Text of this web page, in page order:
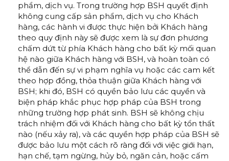
phẩm, dịch vụ. Trong trường hợp BSH quyết định
không cung cấp sản phẩm, dịch vụ cho Khách
hàng, các hành vi được thực hiện bởi Khách hàng
theo quy định này sẽ được xem là sự đơn phương
chấm dứt từ phía Khách hàng cho bất kỳ mối quan
hệ nào giữa Khách hàng với BSH, và hoàn toàn có
thể dẫn đến sự vi phạm nghĩa vụ hoặc các cam kết
theo hợp đồng, thỏa thuận giữa Khách hàng với
BSH; khi đó, BSH có quyền bảo lưu các quyền và
biện pháp khắc phục hợp pháp của BSH trong
những trường hợp phát sinh. BSH sẽ không chịu
trách nhiệm đối với Khách hàng cho bất kỳ tổn thất
nào (nếu xảy ra), và các quyền hợp pháp của BSH sẽ
được bảo lưu một cách rõ ràng đối với việc giới hạn,
hạn chế, tạm ngừng, hủy bỏ, ngăn cản, hoặc cấm